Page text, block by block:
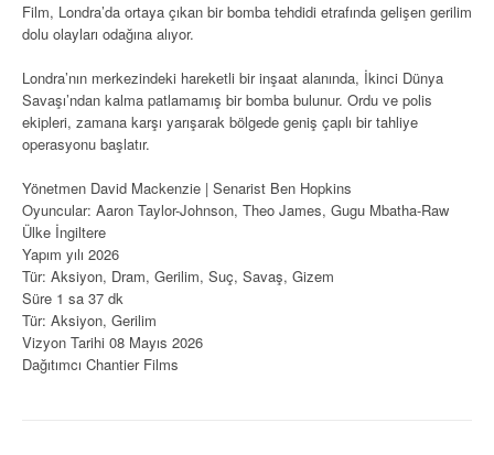
Film, Londra’da ortaya çıkan bir bomba tehdidi etrafında gelişen gerilim
dolu olayları odağına alıyor.
Londra’nın merkezindeki hareketli bir inşaat alanında, İkinci Dünya
Savaşı’ndan kalma patlamamış bir bomba bulunur. Ordu ve polis
ekipleri, zamana karşı yarışarak bölgede geniş çaplı bir tahliye
operasyonu başlatır.
Yönetmen David Mackenzie | Senarist Ben Hopkins
Oyuncular: Aaron Taylor-Johnson, Theo James, Gugu Mbatha-Raw
Ülke İngiltere
Yapım yılı 2026
Tür: Aksiyon, Dram, Gerilim, Suç, Savaş, Gizem
Süre 1 sa 37 dk
Tür: Aksiyon, Gerilim
Vizyon Tarihi 08 Mayıs 2026
Dağıtımcı Chantier Films